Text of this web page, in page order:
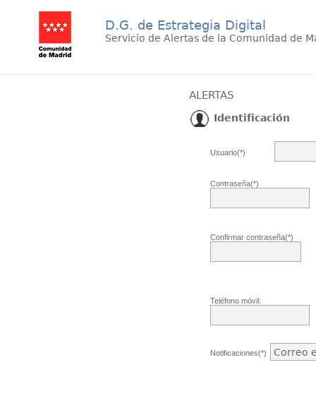
D.G. de Estrategia Digital
Servicio de Alertas de la Comunidad de
ALERTAS
Identificación
Usuario(*)
Contraseña(*)
Confirmar contraseña(*)
Teléfono móvil:
Notificaciones(*)